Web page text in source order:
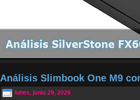
Análisis Slimbook One M9
lunes, junio 29, 2026